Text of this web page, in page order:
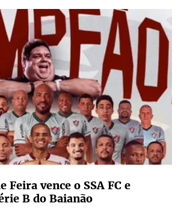
Feira vence o SSA FC e
B do Baianão